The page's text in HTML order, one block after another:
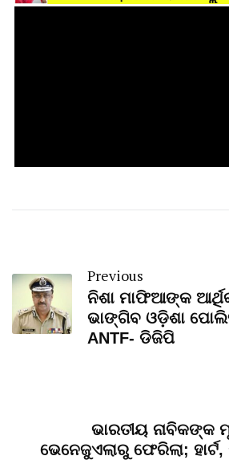
Previous
ନିଶା ମାଫିଆଙ୍କ
ଭାଙ୍ଗିବ ଓଡ଼ିଶା
ANTF- ଡିଜିପି
ଭାରତୀୟ ନାବିକଙ୍କ
ଭେନେଜୁଏଲାରୁ ଫେରିଲା;